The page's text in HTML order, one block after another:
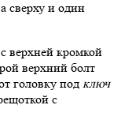
сверху и один
верхней кромкой
верхний болт
головку под ключ
с